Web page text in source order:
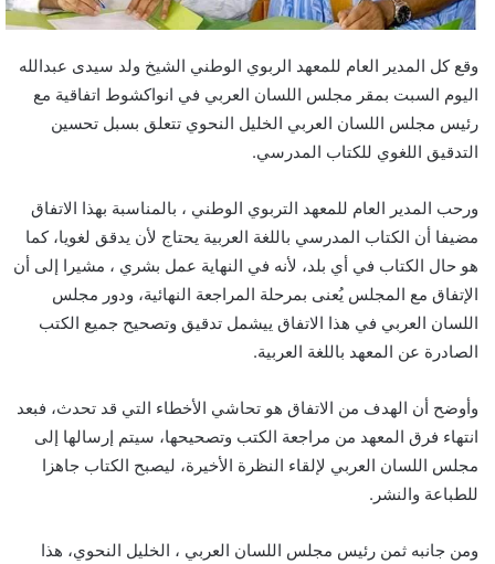
وقع كل المدير العام للمعهد الربوي الوطني الشيخ ولد سيدى عبدالله
اليوم السبت بمقر مجلس اللسان العربي في انواكشوط اتفاقية مع
رئيس مجلس اللسان العربي الخليل النحوي تتعلق بسبل تحسين
التدقيق اللغوي للكتاب المدرسي.
ورحب المدير العام للمعهد التربوي الوطني ، بالمناسبة بهذا الاتفاق
مضيفا أن الكتاب المدرسي باللغة العربية يحتاج لأن يدقق لغويا، كما
هو حال الكتاب في أي بلد، لأنه في النهاية عمل بشري ، مشيرا إلى أن
الإتفاق مع المجلس يُعنى بمرحلة المراجعة النهائية، ودور مجلس
اللسان العربي في هذا الاتفاق ييشمل تدقيق وتصحيح جميع الكتب
الصادرة عن المعهد باللغة العربية.
وأوضح أن الهدف من الاتفاق هو تحاشي الأخطاء التي قد تحدث، فبعد
انتهاء فرق المعهد من مراجعة الكتب وتصحيحها، سيتم إرسالها إلى
مجلس اللسان العربي لإلقاء النظرة الأخيرة، ليصبح الكتاب جاهزا
للطباعة والنشر.
ومن جانبه ثمن رئيس مجلس اللسان العربي ، الخليل النحوي، هذا